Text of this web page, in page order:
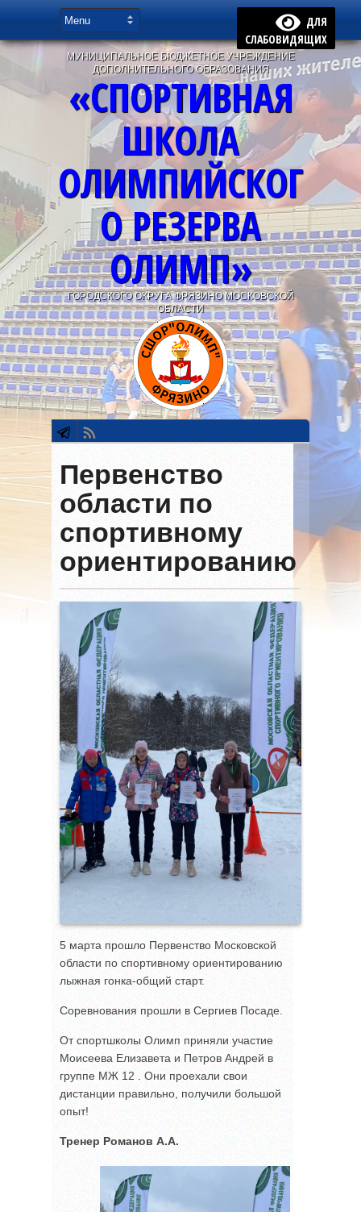
ДЛЯ
СЛАБОВИДЯЩИХ
МУНИЦИПАЛЬНОЕ БЮДЖЕТНОЕ УЧРЕЖДЕНИЕ
ДОПОЛНИТЕЛЬНОГО ОБРАЗОВАНИЯ
«СПОРТИВНАЯ
ШКОЛА
ОЛИМПИЙСКОГ
О РЕЗЕРВА
ОЛИМП»
ГОРОДСКОГО ОКРУГА ФРЯЗИНО МОСКОВСКОЙ
ОБЛАСТИ
Первенство
области по
спортивному
ориентированию
5 марта прошло Первенство Московской
области по спортивному ориентированию
лыжная гонка-общий старт.
Соревнования прошли в Сергиев Посаде.
От спортшколы Олимп приняли участие
Моисеева Елизавета и Петров Андрей в
группе МЖ 12 . Они проехали свои
дистанции правильно, получили большой
опыт!
Тренер Романов А.А.